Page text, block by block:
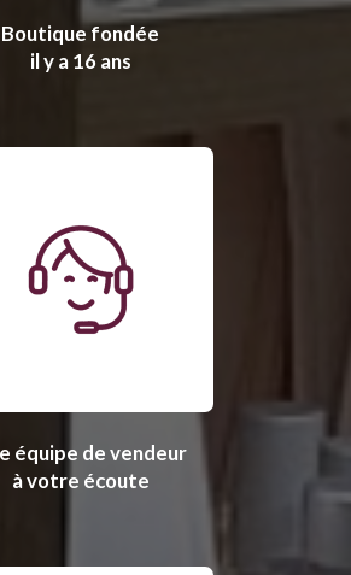
Boutique fondée
il y a 16 ans
équipe de vendeur
à votre écoute